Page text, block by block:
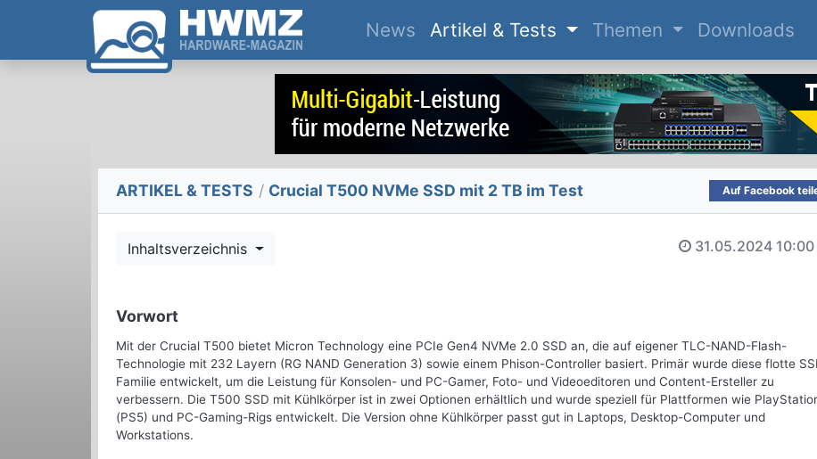
News(current)
Artikel & Tests Themen Downloads
ARTIKEL & TESTS / Crucial T500 NVMe SSD mit 2 TB im Test Auf Facebook
Inhaltsverzeichnis 31.05.2024
Vorwort
Mit der Crucial T500 bietet Micron Technology eine PCIe Gen4 NVMe 2.0 SSD an, die auf eigener TLC-NAND-Flash-
Technologie mit 232 Layern (RG NAND Generation 3) sowie einem Phison-Controller basiert. Primär wurde diese flotte
Familie entwickelt, um die Leistung für Konsolen- und PC-Gamer, Foto- und Videoeditoren und Content-Ersteller zu
verbessern. Die T500 SSD mit Kühlkörper ist in zwei Optionen erhältlich und wurde speziell für Plattformen wie
(PS5) und PC-Gaming-Rigs entwickelt. Die Version ohne Kühlkörper passt gut in Laptops, Desktop-Computer und
Workstations.